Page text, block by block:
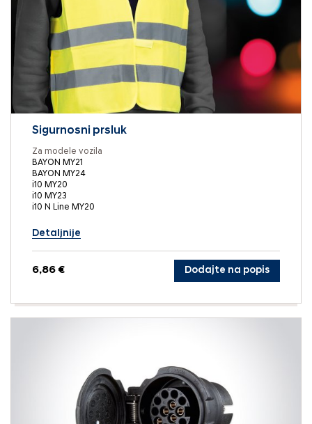
Sigurnosni prsluk
Za modele vozila
BAYON MY21
BAYON MY24
i10 MY20
i10 MY23
i10 N Line MY20
Detaljnije
6,86 € Dodajte na popis